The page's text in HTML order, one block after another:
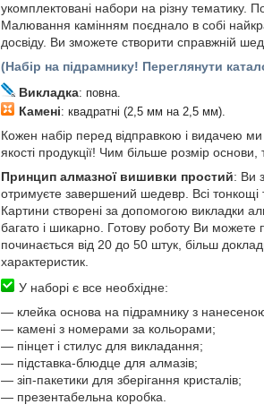
укомплектовані набори на різну тематику.
Малювання камінням поєднало в собі
досвіду. Ви зможете створити справжній
(Набір на підрамнику! Переглянути
Викладка: повна.
Камені: квадратні (2,5 мм на 2,5 мм).
Кожен набір перед відправкою і видачею ми
якості продукції! Чим більше розмір
Принцип алмазної вишивки простий: Ви
отримуєте завершений шедевр. Всі
Картини створені за допомогою викладки
багато і шикарно. Готову роботу Ви можете
починається від 20 до 50 штук, більш
характеристик.
У наборі є все необхідне:
― клейка основа на підрамнику з
― камені з номерами за кольорами;
― пінцет і стилус для викладання;
― підставка-блюдце для алмазів;
― зіп-пакетики для зберігання кристалів;
― презентабельна коробка.